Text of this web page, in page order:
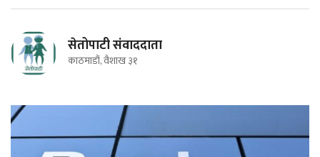
सेतोपाटी संवाददाता
काठमाडौं, वैशाख ३१